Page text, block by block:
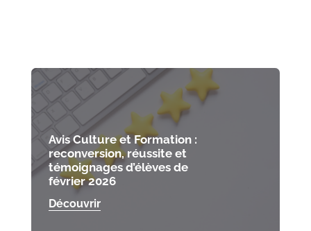
Avis Culture et Formation :
reconversion, réussite et
témoignages d’élèves de
février 2026
Découvrir